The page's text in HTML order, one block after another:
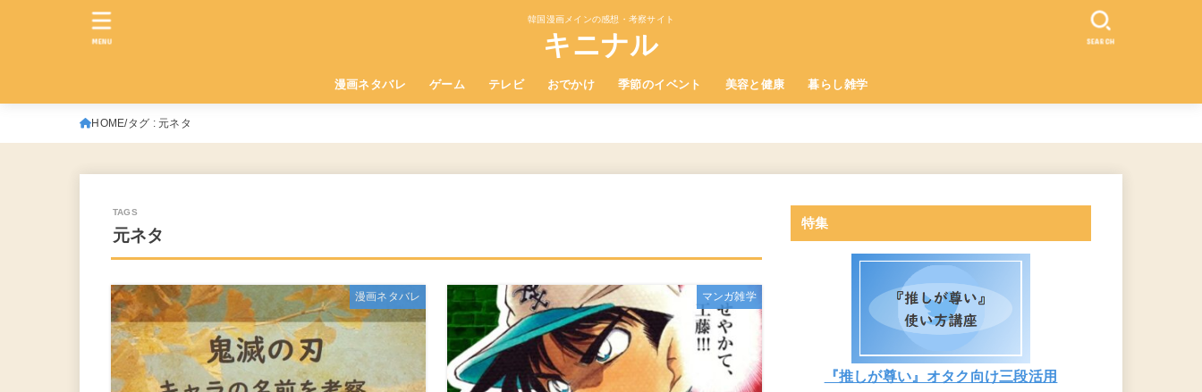
韓国漫画メインの感想・考察サイト
キニナル
漫画ネタバレ ゲーム テレビ おでかけ 季節のイベント 美容と健康 暮らし雑学
SEARCH
MENU
HOME タグ : 元ネタ
元ネタ
漫画ネタバレ マンガ雑学
特集
『推しが尊い』オタク向け三段活用